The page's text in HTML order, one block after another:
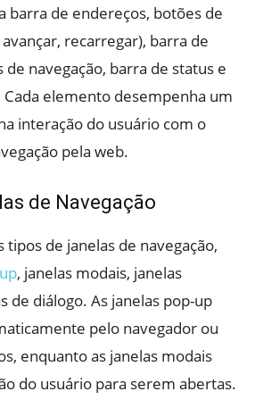
barra de endereços, botões de
recarregar), barra de
navegação, barra de status e
elemento desempenha um
interação do usuário com o
pela web.
de Navegação
de janelas de navegação,
, janelas modais, janelas
de diálogo. As janelas pop-up
pelo navegador ou
enquanto as janelas modais
do usuário para serem abertas.